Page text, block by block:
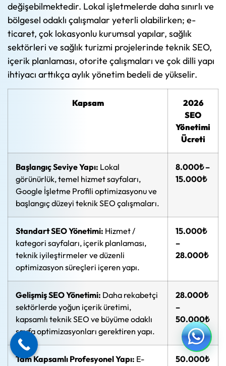
değişebilmektedir. Lokal işletmelerde daha sınırlı ve
bölgesel odaklı çalışmalar yeterli olabilirken; e-
ticaret, çok lokasyonlu kurumsal yapılar, sağlık
sektörleri ve sağlık turizmi projelerinde teknik SEO,
içerik planlaması, otorite çalışmaları ve çok dilli yapı
ihtiyacı arttıkça aylık yönetim bedeli de yükselir.
Kapsam
2026
SEO
Yönetimi
Ücreti
Başlangıç Seviye Yapı: Lokal
görünürlük, temel hizmet sayfaları,
Google İşletme Profili optimizasyonu ve
başlangıç düzeyi teknik SEO çalışmaları.
8.000₺ –
15.000₺
Standart SEO Yönetimi: Hizmet /
kategori sayfaları, içerik planlaması,
teknik iyileştirmeler ve düzenli
optimizasyon süreçleri içeren yapı.
15.000₺
–
28.000₺
Gelişmiş SEO Yönetimi: Daha rekabetçi
sektörlerde yoğun içerik üretimi,
kapsamlı teknik SEO ve büyüme odaklı
sayfa optimizasyonları gerektiren yapı.
28.000₺
–
50.000₺
Tam Kapsamlı Profesyonel Yapı: E-
50.000₺